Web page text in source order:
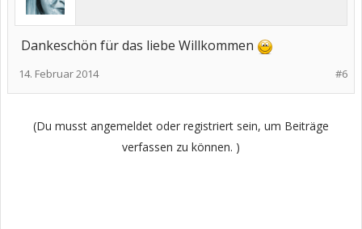
Dankeschön für das liebe Willkommen
#6
14. Februar 2014
(Du musst angemeldet oder registriert sein, um Beiträge
verfassen zu können. )